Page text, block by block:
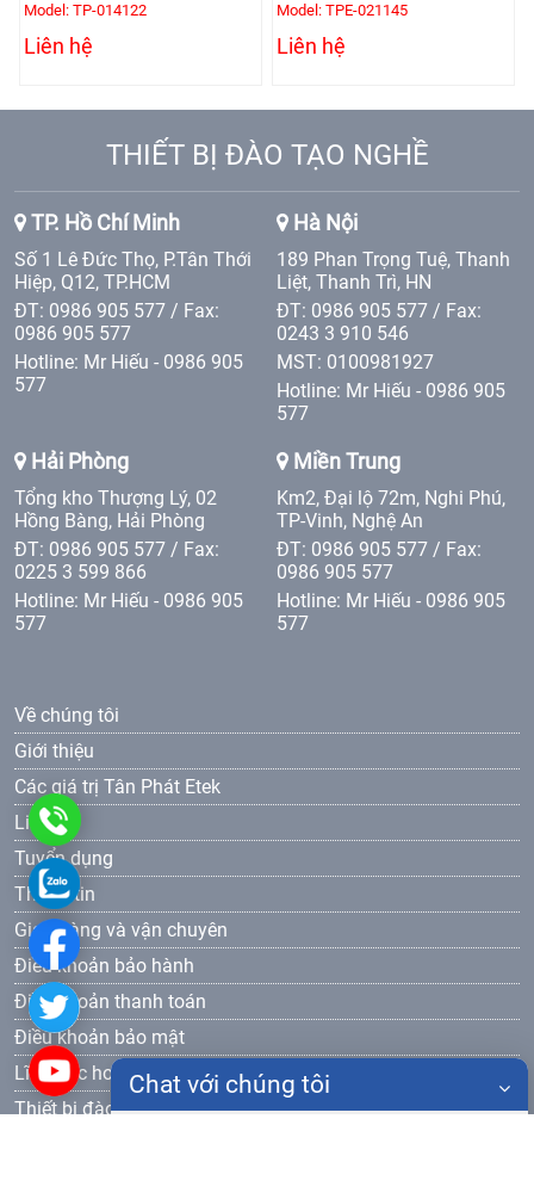
Model: TP-014122
Liên hệ
Model: TPE-021145
Liên hệ
THIẾT BỊ ĐÀO TẠO NGHỀ
TP. Hồ Chí Minh
Số 1 Lê Đức Thọ, P.Tân Thới
Hiệp, Q12, TP.HCM
ĐT: 0986 905 577 / Fax:
0986 905 577
Hotline: Mr Hiếu - 0986 905
577
Hà Nội
189 Phan Trọng Tuệ, Thanh
Liệt, Thanh Trì, HN
ĐT: 0986 905 577 / Fax:
0243 3 910 546
MST: 0100981927
Hotline: Mr Hiếu - 0986 905
577
Hải Phòng
Tổng kho Thượng Lý, 02
Hồng Bàng, Hải Phòng
ĐT: 0986 905 577 / Fax:
0225 3 599 866
Hotline: Mr Hiếu - 0986 905
577
Miền Trung
Km2, Đại lộ 72m, Nghi Phú,
TP-Vinh, Nghệ An
ĐT: 0986 905 577 / Fax:
0986 905 577
Hotline: Mr Hiếu - 0986 905
577
Về chúng tôi
Giới thiệu
Các giá trị Tân Phát Etek
Liên hệ
Tuyển dụng
Thông tin
Giao hàng và vận chuyên
Điều khoản bảo hành
Điều khoản thanh toán
Điều khoản bảo mật
Lĩnh vực hoạt động
Thiết bị đào tạo dạy nghề
905
577
0986
905
577
Chat với chúng tôi